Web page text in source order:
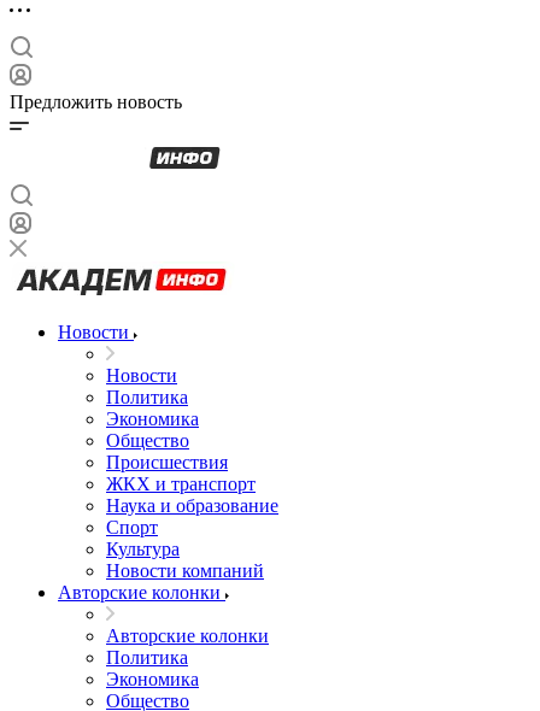
Предложить новость
Новости
Новости
Политика
Экономика
Общество
Происшествия
ЖКХ и транспорт
Наука и образование
Спорт
Культура
Новости компаний
Авторские колонки
Авторские колонки
Политика
Экономика
Общество